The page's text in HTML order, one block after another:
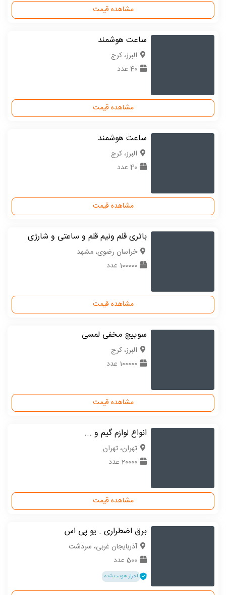
مشاهده قیمت
ساعت هوشمند
البرز، کرج
40 عدد
مشاهده قیمت
ساعت هوشمند
البرز، کرج
40 عدد
مشاهده قیمت
باتری قلم ونیم قلم و ساعتی و شارژی
خراسان رضوی، مشهد
100000 عدد
مشاهده قیمت
سوییچ مخفی لمسی
البرز، کرج
100000 عدد
مشاهده قیمت
انواع لوازم گیم و ...
تهران، تهران
20000 عدد
مشاهده قیمت
برق اضطراری . یو پی اس
آذربایجان غربی، سردشت
500 عدد
احراز هویت شده